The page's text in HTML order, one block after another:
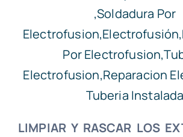
LIMPIAR Y RASCAR LOS